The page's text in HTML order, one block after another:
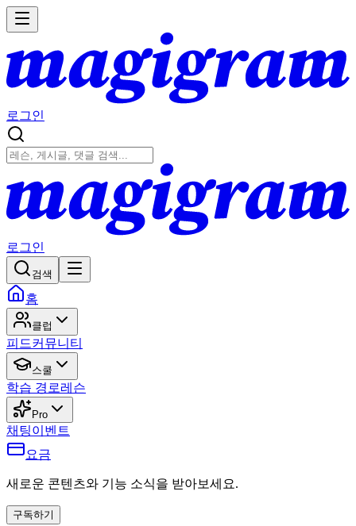
로그인
로그인
검색
홈
클럽
피드커뮤니티
스쿨
학습 경로레슨
Pro
채팅이벤트
요금
새로운 콘텐츠와 기능 소식을 받아보세요.
구독하기